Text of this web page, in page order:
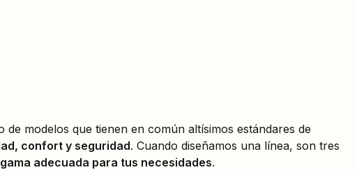
modelos que tienen en común altísimos estándares de
confort y seguridad. Cuando diseñamos una línea, son tres
adecuada para tus necesidades.